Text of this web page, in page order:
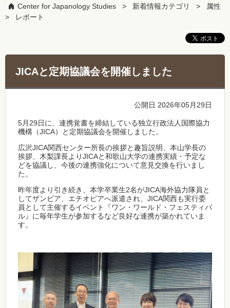
Center for Japanology Studies 新着情報カテゴリ
属性
レポート
JICAと定期協議会を開催しました
公開日 2026年05月29日
5月29日に、連携覚書を締結している独立行政法人国際協力
機構（JICA）と定期協議会を開催しました。
広沢JICA関西センター所長の挨拶と趣旨説明、本山学長の
挨拶、木梨課長よりJICAと和歌山大学の連携実績・予定な
どを協議し、今後の連携強化について意見交換を行いまし
た。
昨年度より引き続き、本学卒業生2名がJICA海外協力隊員と
してザンビア、エチオピアへ派遣され、JICA関西も実行委
員として主催するイベント『ワン・ワールド・フェスティバ
ル』に毎年学生が参加するなど良好な連携が築かれていま
す。